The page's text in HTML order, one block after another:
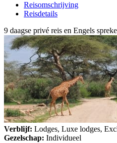
Reisomschrijving
Reisdetails
9 daagse privé reis en Engels
Verblijf: Lodges, Luxe lodges,
Gezelschap: Individueel